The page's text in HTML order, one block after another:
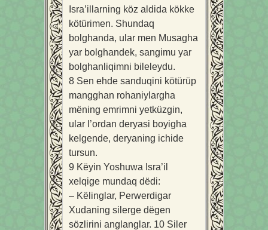
Isra’illarning köz aldida kökke
kötürimen. Shundaq
bolghanda, ular men Musagha
yar bolghandek, sangimu yar
bolghanliqimni bileleydu.
8 Sen ehde sanduqini kötürüp
mangghan rohaniylargha
mëning emrimni yetküzgin,
ular I’ordan deryasi boyigha
kelgende, deryaning ichide
tursun.
9 Këyin Yoshuwa Isra’il
xelqige mundaq dëdi:
– Këlinglar, Perwerdigar
Xudaning silerge dëgen
sözlirini anglanglar. 10 Siler